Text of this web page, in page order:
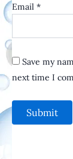
Email *
Save my
next time I